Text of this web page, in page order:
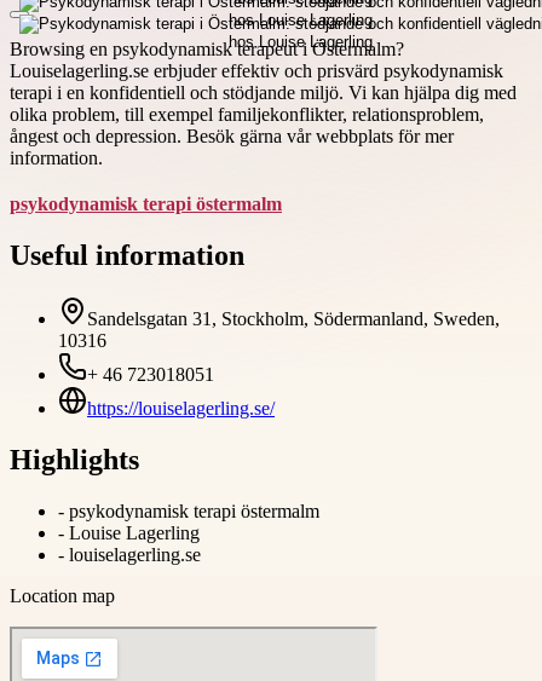
Browsing en psykodynamisk terapeut i Östermalm?
Louiselagerling.se erbjuder effektiv och prisvärd psykodynamisk
terapi i en konfidentiell och stödjande miljö. Vi kan hjälpa dig med
olika problem, till exempel familjekonflikter, relationsproblem,
ångest och depression. Besök gärna vår webbplats för mer
information.
psykodynamisk terapi östermalm
Useful information
Sandelsgatan 31, Stockholm, Södermanland, Sweden,
10316
+ 46 723018051
https://louiselagerling.se/
Highlights
- psykodynamisk terapi östermalm
- Louise Lagerling
- louiselagerling.se
Location map